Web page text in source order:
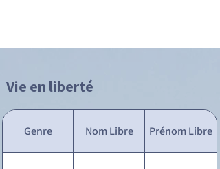
Vie en liberté
Genre Nom Libre Prénom Libre